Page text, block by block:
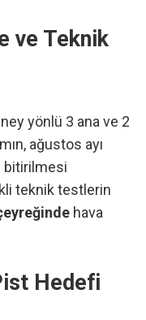
ve Teknik
yönlü 3 ana ve 2
ağustos ayı
bitirilmesi
teknik testlerin
hava
Hedefi